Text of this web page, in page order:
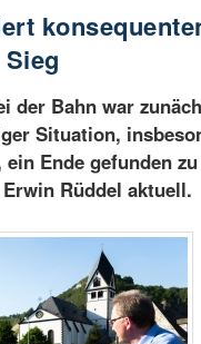
der Bahn war
Situation,
Ende gefunden
Rüddel aktuell.